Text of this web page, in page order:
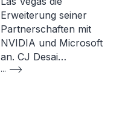
Erweiterung seiner
Partnerschaften mit
NVIDIA und Microsoft
an. CJ Desai…
...